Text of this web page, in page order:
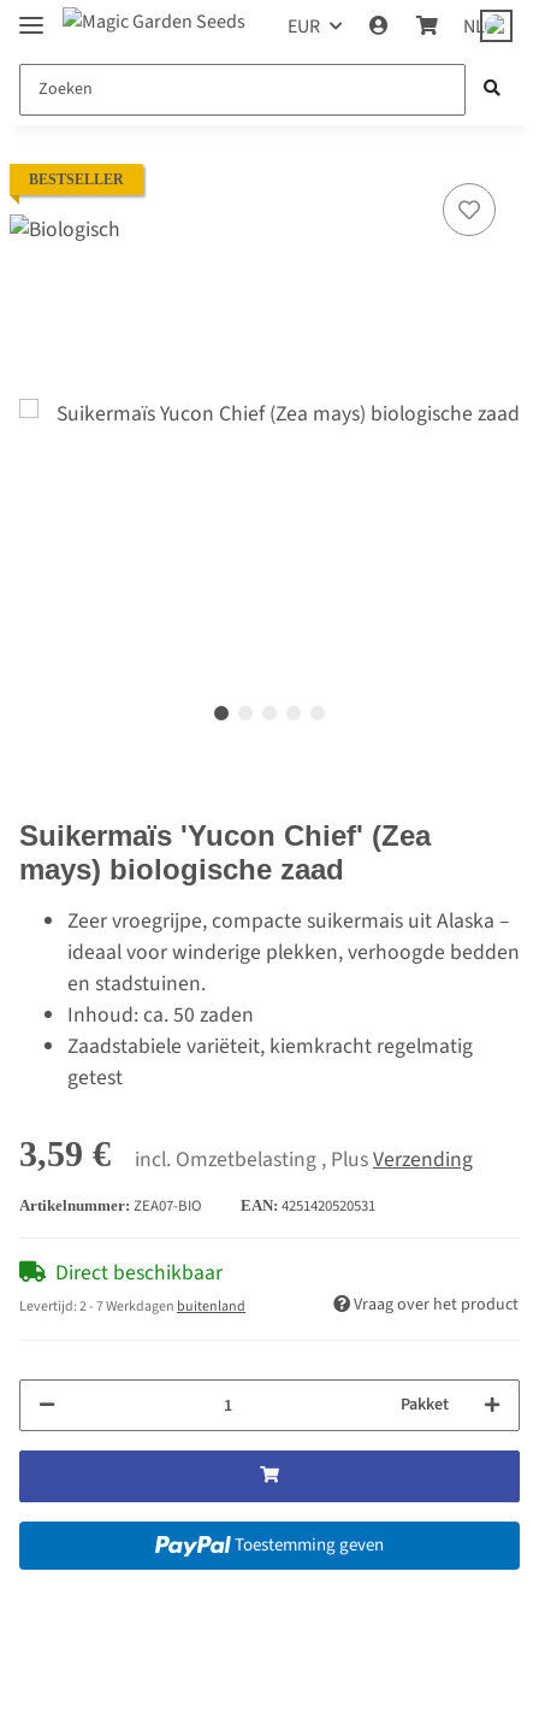
EUR NL
BESTSELLER
Suikermaïs 'Yucon Chief' (Zea
mays) biologische zaad
Zeer vroegrijpe, compacte suikermais uit Alaska –
ideaal voor winderige plekken, verhoogde bedden
en stadstuinen.
Inhoud: ca. 50 zaden
Zaadstabiele variëteit, kiemkracht regelmatig
getest
3,59 € incl. Omzetbelasting , PlusVerzending
Artikelnummer: ZEA07-BIO EAN: 4251420520531
Direct beschikbaar
Levertijd:2 - 7 Werkdagen buitenland Vraag over het product
Pakket
Toestemming geven